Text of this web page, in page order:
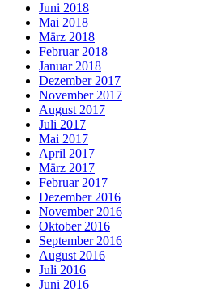
Juni 2018
Mai 2018
März 2018
Februar 2018
Januar 2018
Dezember 2017
November 2017
August 2017
Juli 2017
Mai 2017
April 2017
März 2017
Februar 2017
Dezember 2016
November 2016
Oktober 2016
September 2016
August 2016
Juli 2016
Juni 2016